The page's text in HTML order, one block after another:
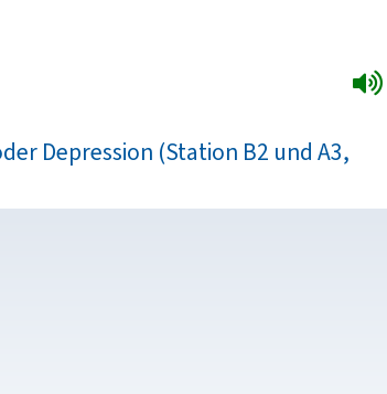
Depression (Station B2 und A3,